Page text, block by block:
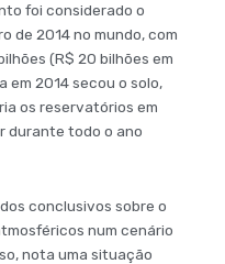
foi considerado o
de 2014 no mundo, com
(R$ 20 bilhões em
em 2014 secou o solo,
os reservatórios em
durante todo o ano
conclusivos sobre o
num cenário
nota uma situação